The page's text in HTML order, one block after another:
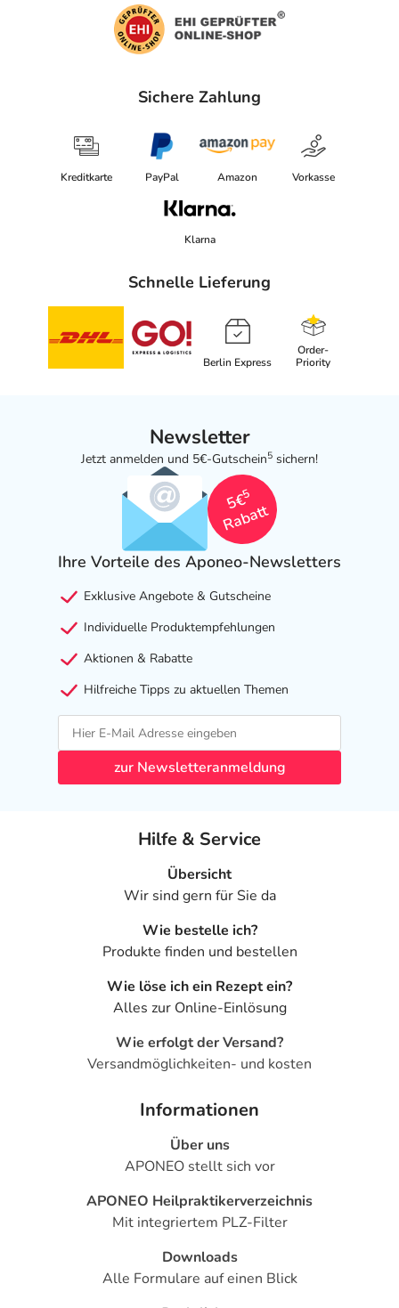
Sichere Zahlung
Kreditkarte PayPal Amazon Vorkasse
Klarna
Schnelle Lieferung
Berlin Express
Order-
Priority
Newsletter
Jetzt anmelden und 5€-Gutschein5 sichern!
5€
5
Rabatt
Ihre Vorteile des Aponeo-Newsletters
Exklusive Angebote & Gutscheine
Individuelle Produktempfehlungen
Aktionen & Rabatte
Hilfreiche Tipps zu aktuellen Themen
zur Newsletteranmeldung
Hilfe & Service
Übersicht
Wir sind gern für Sie da
Wie bestelle ich?
Produkte finden und bestellen
Wie löse ich ein Rezept ein?
Alles zur Online-Einlösung
Wie erfolgt der Versand?
Versandmöglichkeiten- und kosten
Informationen
Über uns
APONEO stellt sich vor
APONEO Heilpraktikerverzeichnis
Mit integriertem PLZ-Filter
Downloads
Alle Formulare auf einen Blick